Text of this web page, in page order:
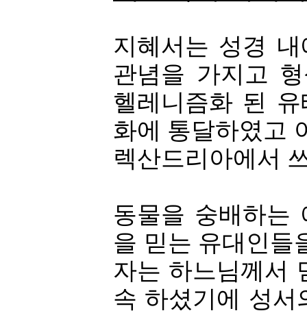
지혜서는 성경
관념을 가지고
헬레니즘화 된
화에 통달하였고
렉산드리아에서
동물을 숭배하는
을 믿는 유대인들
자는 하느님께서
속 하셨기에 성서